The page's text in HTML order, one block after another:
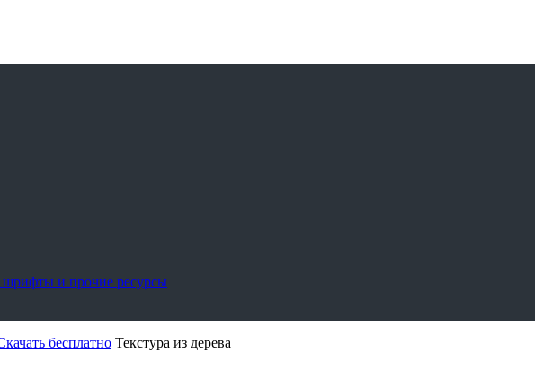
и прочие ресурсы
бесплатно Текстура из дерева